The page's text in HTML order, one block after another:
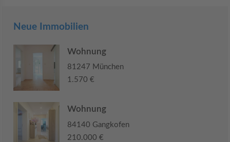
Neue Immobilien
Wohnung
81247 München
1.570 €
Wohnung
84140 Gangkofen
210.000 €